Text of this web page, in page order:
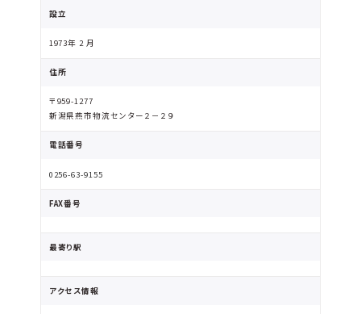
設立
1973年 2 月
住所
〒959-1277
新潟県燕市物流センター２－２９
電話番号
0256-63-9155
FAX番号
最寄り駅
アクセス情報